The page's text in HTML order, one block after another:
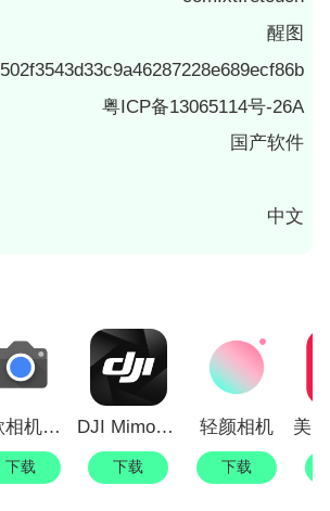
醒图
502f3543d33c9a46287228e689ecf86b
粤ICP备13065114号-26A
国产软件
中文
谷歌相机下载安装最新版2025
下载
DJI Mimo大疆官方拍照软件
下载
轻颜相机
下载
美